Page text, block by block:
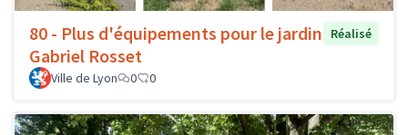
80 - Plus d'équipements pour le jardin
Gabriel Rosset
Réalisé
Ville de Lyon 0 0